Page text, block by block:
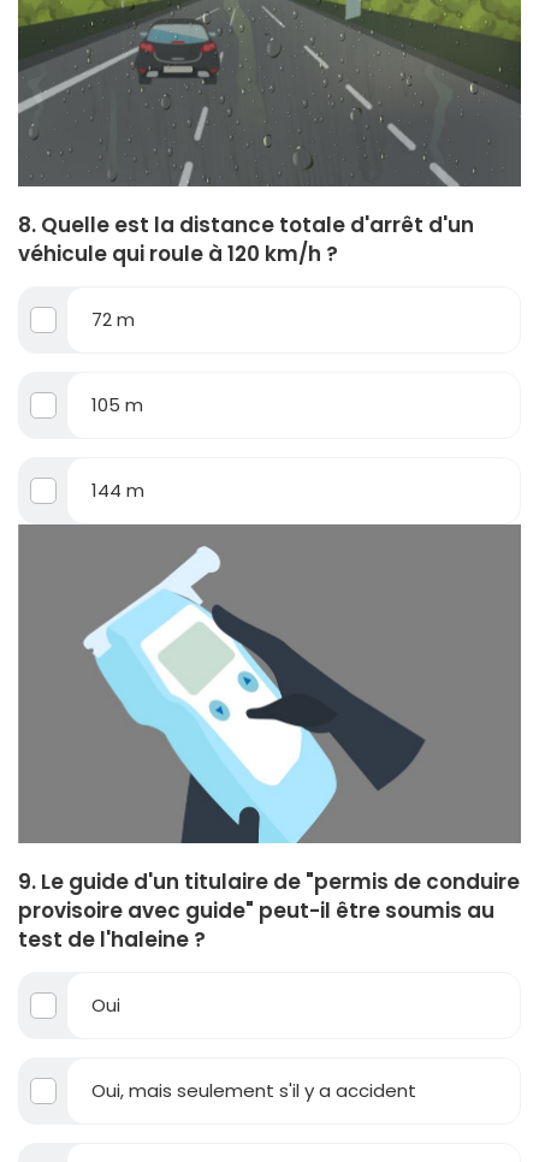
8. Quelle est la distance totale d'arrêt d'un
véhicule qui roule à 120 km/h ?
72 m
105 m
144 m
9. Le guide d'un titulaire de "permis de conduire
provisoire avec guide" peut-il être soumis au
test de l'haleine ?
Oui
Oui, mais seulement s'il y a accident